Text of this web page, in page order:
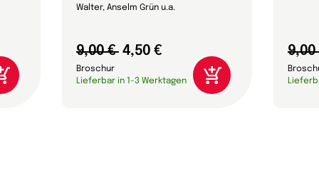
Walter, Anselm Grün u.a.
9,00 € 4,50 €
Broschur
Lieferbar in 1-3 Werktagen